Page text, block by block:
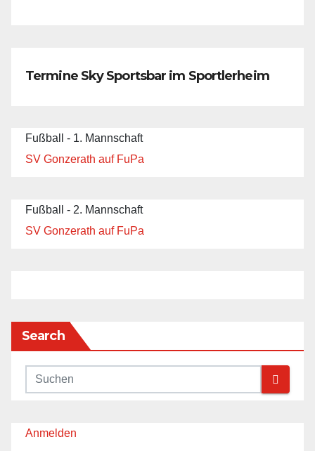
Termine Sky Sportsbar im Sportlerheim
Fußball - 1. Mannschaft
SV Gonzerath auf FuPa
Fußball - 2. Mannschaft
SV Gonzerath auf FuPa
Search
Anmelden